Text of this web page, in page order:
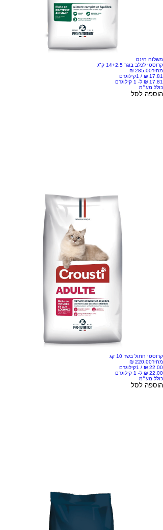
משלוח חינם
קרוסטי לכלב בוגר 14+2.5 ק"ג
מחיר
/ 1קילוגרם
כולל מע״מ
הוספה לסל
קרוסטי חתול בשר 10 קג
מחיר
/ 1קילוגרם
כולל מע״מ
הוספה לסל